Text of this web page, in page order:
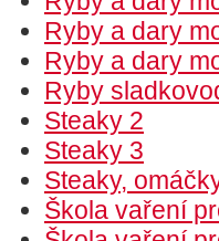
Ryby a dary
Ryby a dary
Ryby
Steaky 2
Steaky 3
Steaky,
Škola vaření